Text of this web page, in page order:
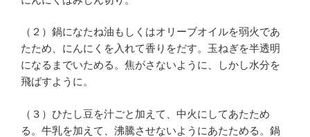
（２）鍋になたね油もしくはオリーブオイルを弱火であ
たため、にんにくを入れて香りをだす。玉ねぎを半透明
になるまでいためる。焦がさないように、しかし水分を
飛ばすように。
（３）ひたし豆を汁ごと加えて、中火にしてあたため
る。牛乳を加えて、沸騰させないようにあたためる。鍋